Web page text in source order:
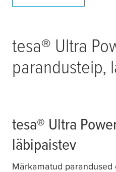
tesa® Ultra
parandusteip,
tesa® Ultra
läbipaistev
Märkamatud parandused